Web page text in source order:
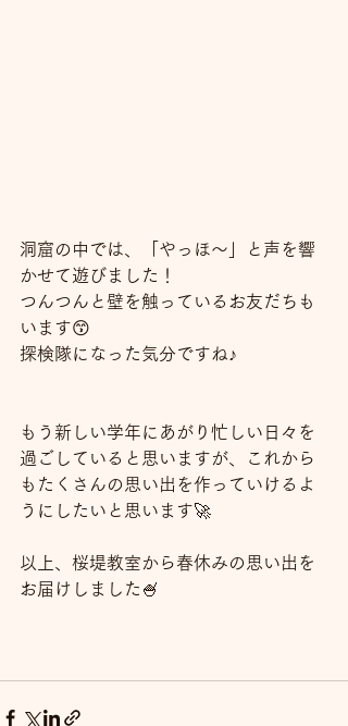
洞窟の中では、「やっほ～」と声を響
かせて遊びました！
つんつんと壁を触っているお友だちも
います😙
探検隊になった気分ですね♪
もう新しい学年にあがり忙しい日々を
過ごしていると思いますが、これから
もたくさんの思い出を作っていけるよ
うにしたいと思います🚀
以上、桜堤教室から春休みの思い出を
お届けしました🍧